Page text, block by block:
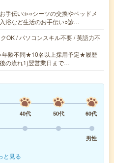
手伝い≫○シーツの交換やベッドメ
浴など生活のお手伝い○診…
OK / パソコンスキル不要 / 英語力不
齢不問★10名以上採用予定★履歴
の流れ1)翌営業日まで…
40代 50代
60代
男性
と見る